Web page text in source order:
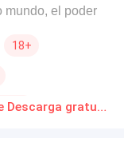
mundo, el poder
con sudor y
ha tratado de
emociones
18+
La princesa de la Mafia Novelas Online Descarga gratuita de PDF